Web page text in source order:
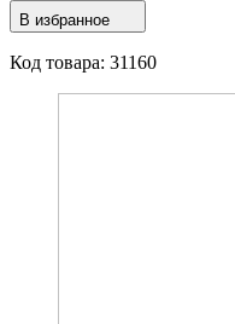
В избранное
Код товара: 31160